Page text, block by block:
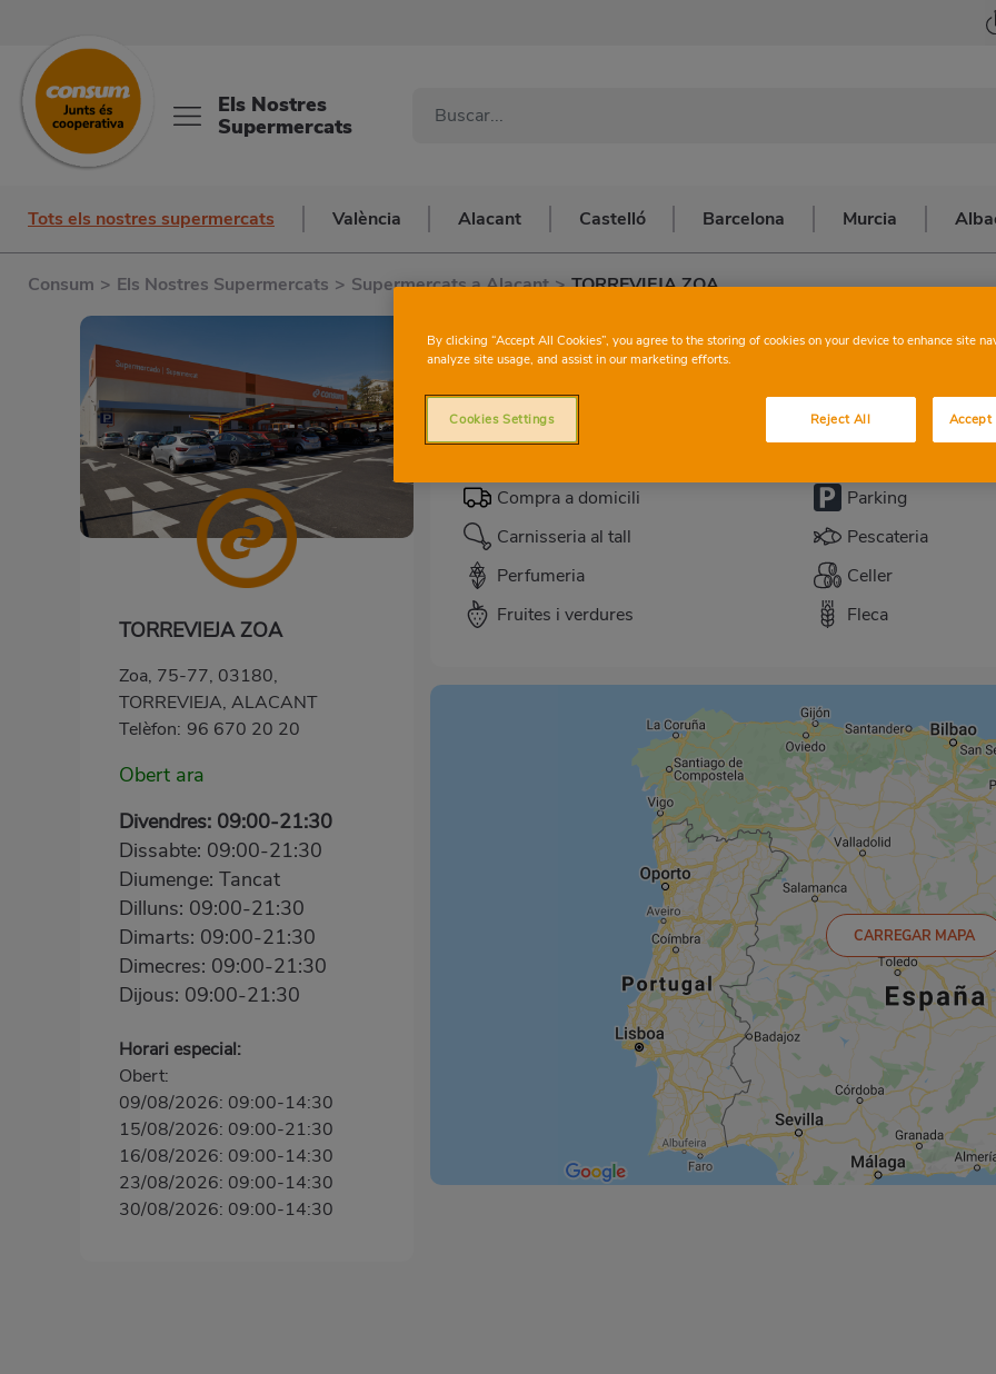
Els Nostres
Supermercats
Tots els nostres supermercats València Alacant Castelló Barcelona Murcia
Consum > Els Nostres Supermercats > Supermercats a Alacant > TORREVIEJA ZOA
TORREVIEJA ZOA
Zoa, 75-77, 03180,
TORREVIEJA, ALACANT
Telèfon: 96 670 20 20
Obert ara
Divendres: 09:00-21:30
Dissabte: 09:00-21:30
Diumenge: Tancat
Dilluns: 09:00-21:30
Dimarts: 09:00-21:30
Dimecres: 09:00-21:30
Dijous: 09:00-21:30
Horari especial:
Obert:
09/08/2026: 09:00-14:30
15/08/2026: 09:00-21:30
16/08/2026: 09:00-14:30
23/08/2026: 09:00-14:30
30/08/2026: 09:00-14:30
CONSUM
Esta tenda té els servicis següents:
Compra a domicili
Parking
Carnisseria al tall
Pescateria
Perfumeria
Celler
Fruites i verdures
Fleca
CARREGAR MAPA
By clicking “Accept All Cookies”, you agree to the storing of cookies on your device to enhance site
analyze site usage, and assist in our marketing efforts.
Reject All Accept
Cookies Settings